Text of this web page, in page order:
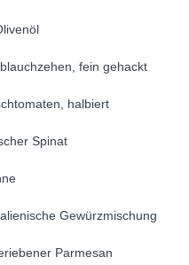
fein gehackt
halbiert
Spinat
Gewürzmischung
Parmesan